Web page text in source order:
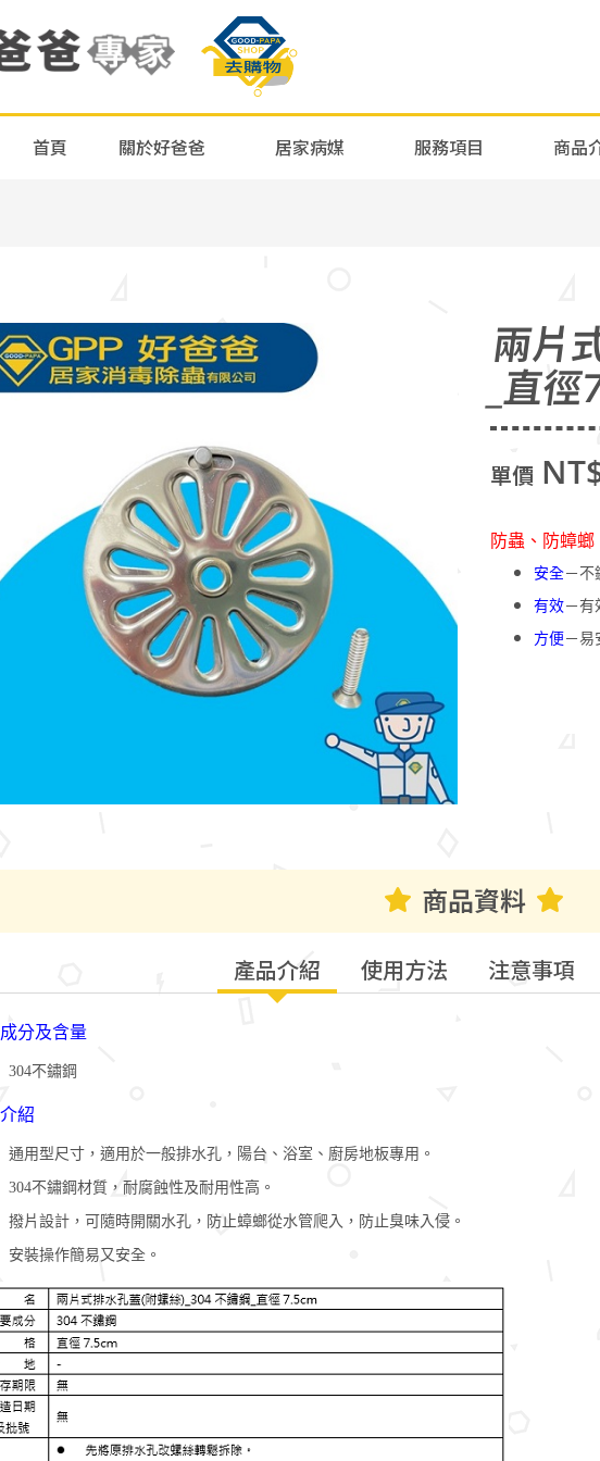
首頁 關於好爸爸 居家病媒 服務項目 商品
兩片
_直
單價
防蟲、防蟑
安全－不
有效－有
方便 －易
商品資料
產品介紹 使用方法 注意事項
分及含量
304不鏽鋼
紹
通用型尺寸，適用於一般排水孔，陽台、浴室、廚房地板專用。
304不鏽鋼材質，耐腐蝕性及耐用性高。
撥片設計，可隨時開關水孔，防止蟑螂從水管爬入，防止臭味入侵。
安裝操作簡易又安全。